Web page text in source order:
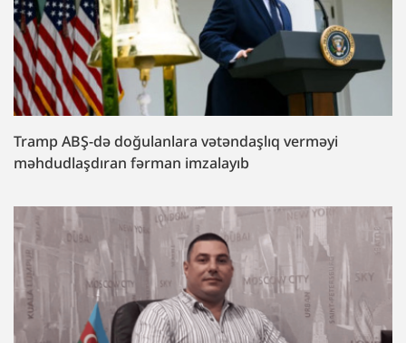
Tramp ABŞ-də doğulanlara vətəndaşlıq verməyi
məhdudlaşdıran fərman imzalayıb